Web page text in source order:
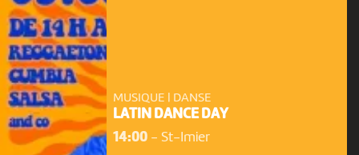
MUSIQUE | DANSE
LATIN DANCE DAY
14:00- St-Imier